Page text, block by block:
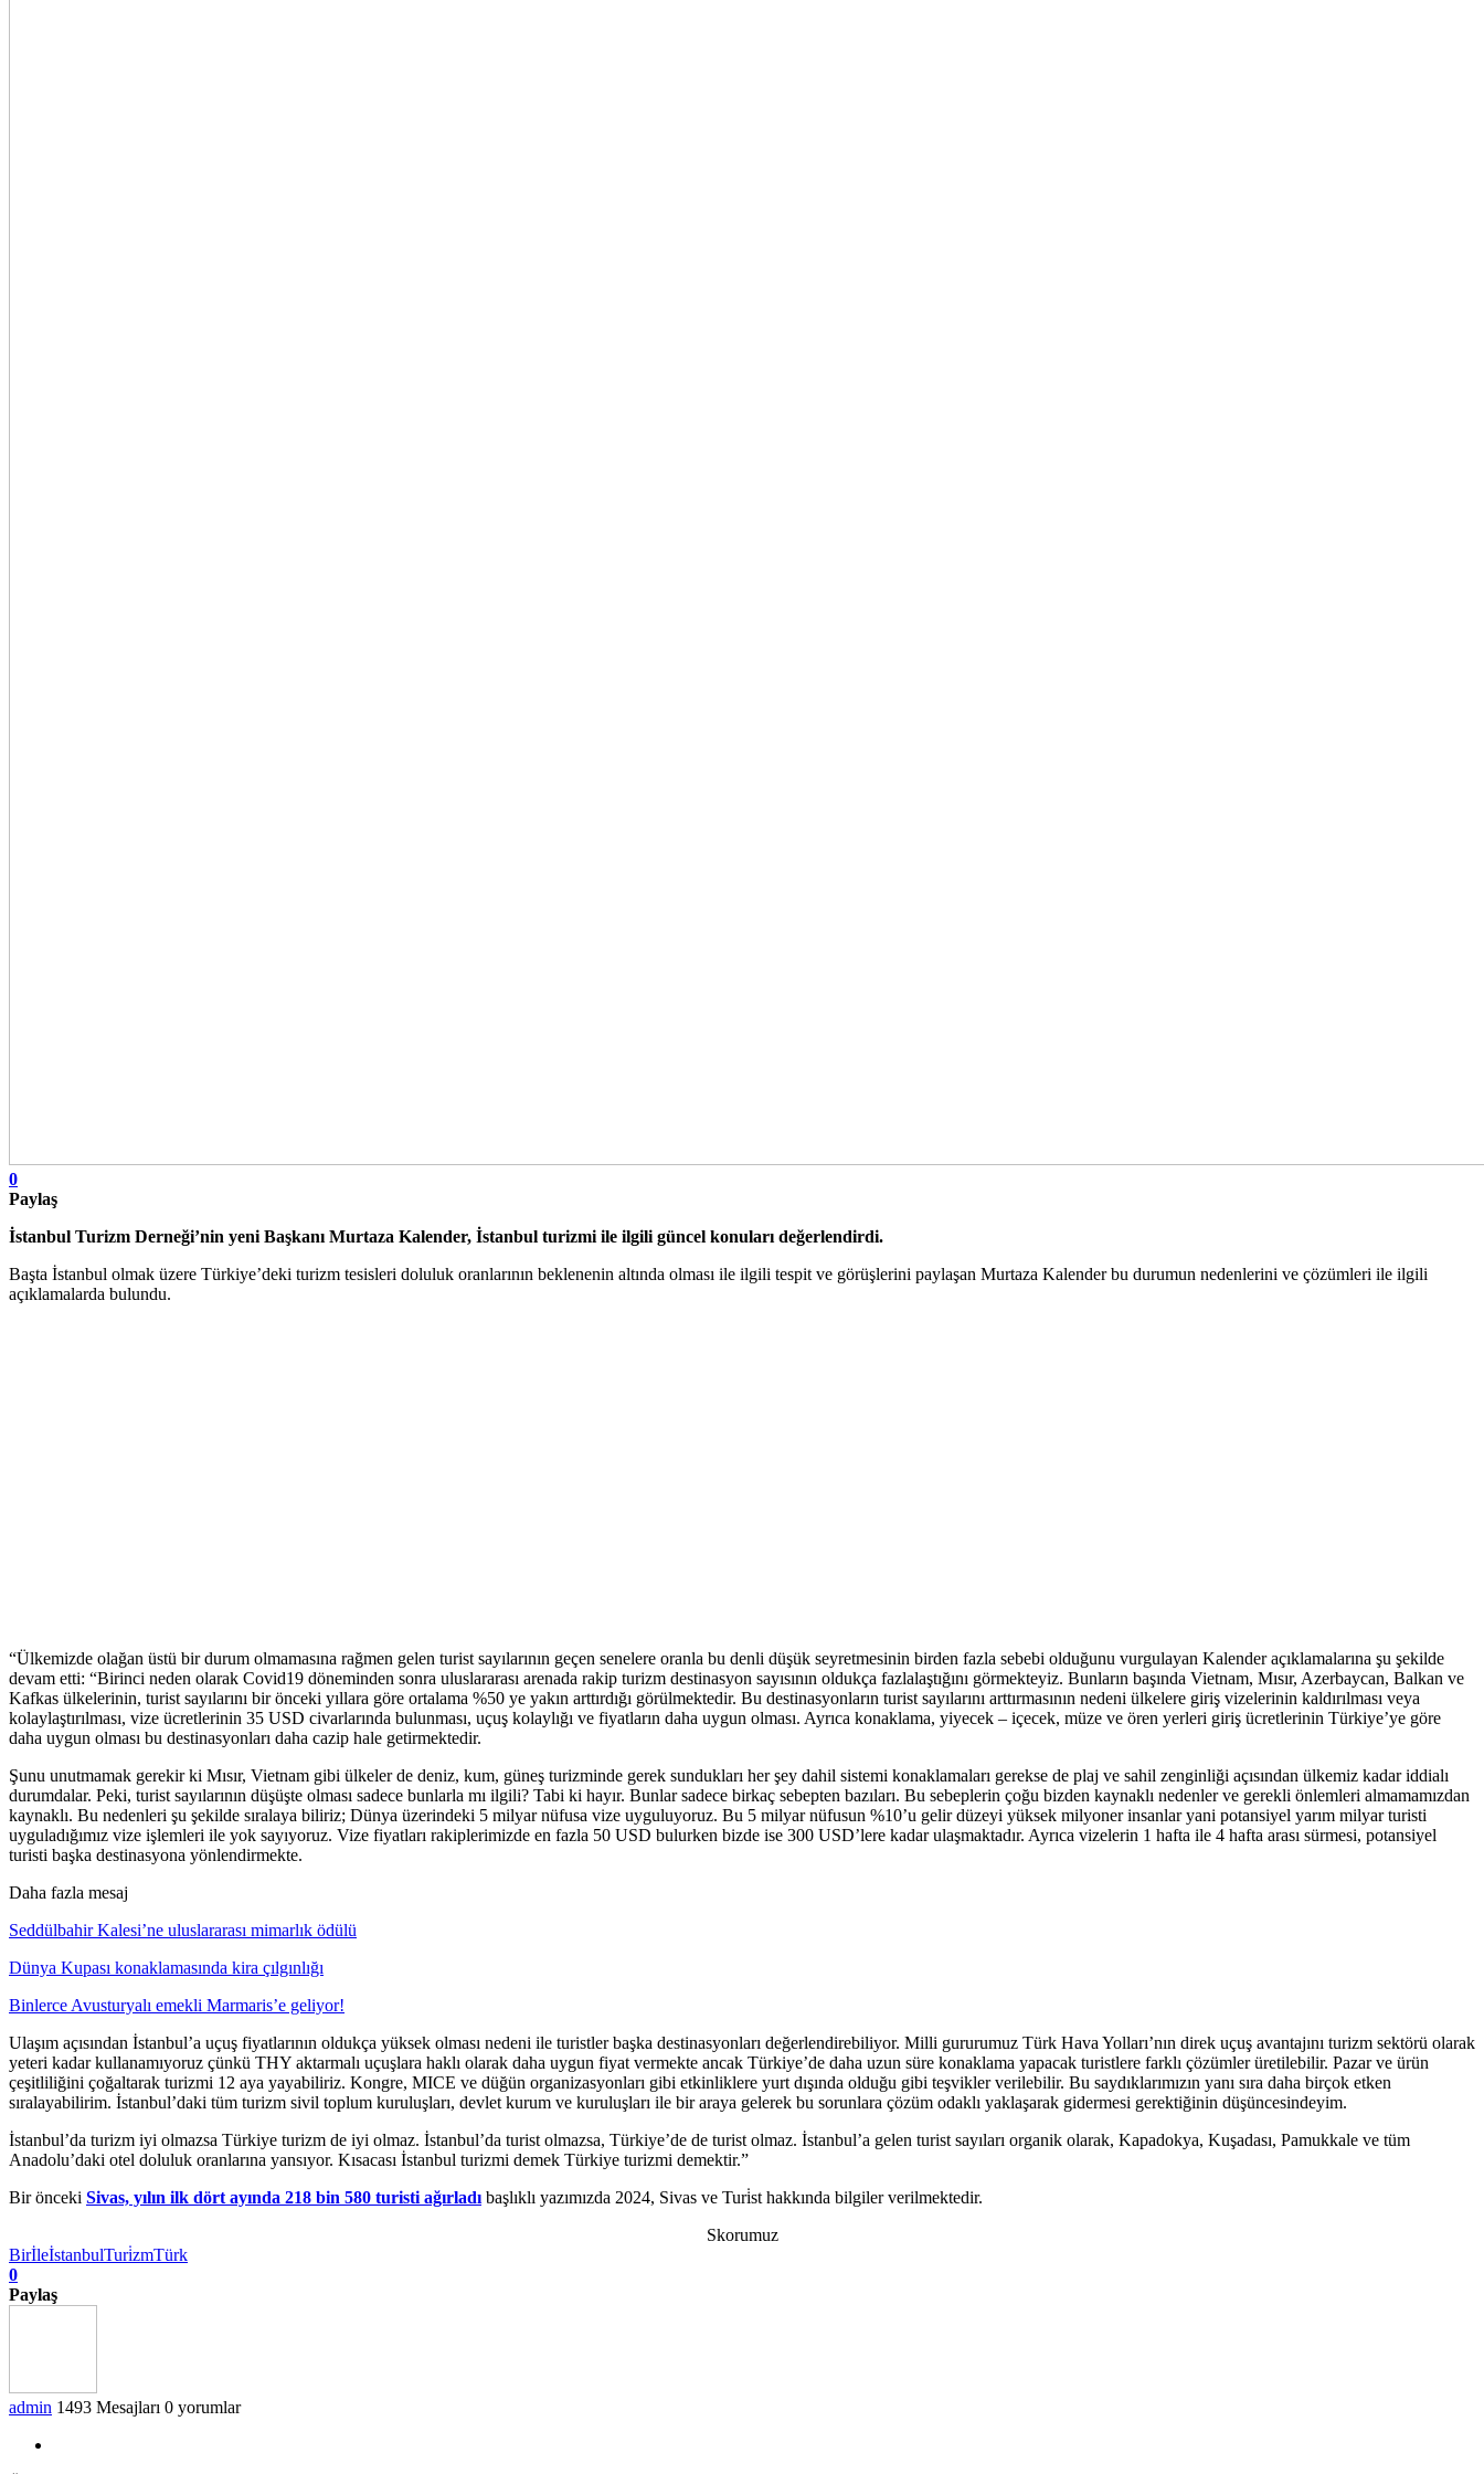
0
Paylaş
İstanbul Turizm Derneği’nin yeni Başkanı Murtaza Kalender, İstanbul turizmi ile ilgili güncel konuları değerlendirdi.
Başta İstanbul olmak üzere Türkiye’deki turizm tesisleri doluluk oranlarının beklenenin altında olması ile ilgili tespit ve görüşlerini paylaşan Murtaza Kalender bu durumun nedenlerini ve çözümleri ile ilgili
açıklamalarda bulundu.
“Ülkemizde olağan üstü bir durum olmamasına rağmen gelen turist sayılarının geçen senelere oranla bu denli düşük seyretmesinin birden fazla sebebi olduğunu vurgulayan Kalender açıklamalarına şu şekilde
devam etti: “Birinci neden olarak Covid19 döneminden sonra uluslararası arenada rakip turizm destinasyon sayısının oldukça fazlalaştığını görmekteyiz. Bunların başında Vietnam, Mısır, Azerbaycan, Balkan ve
Kafkas ülkelerinin, turist sayılarını bir önceki yıllara göre ortalama %50 ye yakın arttırdığı görülmektedir. Bu destinasyonların turist sayılarını arttırmasının nedeni ülkelere giriş vizelerinin kaldırılması veya
kolaylaştırılması, vize ücretlerinin 35 USD civarlarında bulunması, uçuş kolaylığı ve fiyatların daha uygun olması. Ayrıca konaklama, yiyecek – içecek, müze ve ören yerleri giriş ücretlerinin Türkiye’ye göre
daha uygun olması bu destinasyonları daha cazip hale getirmektedir.
Şunu unutmamak gerekir ki Mısır, Vietnam gibi ülkeler de deniz, kum, güneş turizminde gerek sundukları her şey dahil sistemi konaklamaları gerekse de plaj ve sahil zenginliği açısından ülkemiz kadar iddialı
durumdalar. Peki, turist sayılarının düşüşte olması sadece bunlarla mı ilgili? Tabi ki hayır. Bunlar sadece birkaç sebepten bazıları. Bu sebeplerin çoğu bizden kaynaklı nedenler ve gerekli önlemleri almamamızdan
kaynaklı. Bu nedenleri şu şekilde sıralaya biliriz; Dünya üzerindeki 5 milyar nüfusa vize uyguluyoruz. Bu 5 milyar nüfusun %10’u gelir düzeyi yüksek milyoner insanlar yani potansiyel yarım milyar turisti
uyguladığımız vize işlemleri ile yok sayıyoruz. Vize fiyatları rakiplerimizde en fazla 50 USD bulurken bizde ise 300 USD’lere kadar ulaşmaktadır. Ayrıca vizelerin 1 hafta ile 4 hafta arası sürmesi, potansiyel
turisti başka destinasyona yönlendirmekte.
Daha fazla mesaj
Seddülbahir Kalesi’ne uluslararası mimarlık ödülü
Dünya Kupası konaklamasında kira çılgınlığı
Binlerce Avusturyalı emekli Marmaris’e geliyor!
Ulaşım açısından İstanbul’a uçuş fiyatlarının oldukça yüksek olması nedeni ile turistler başka destinasyonları değerlendirebiliyor. Milli gururumuz Türk Hava Yolları’nın direk uçuş avantajını turizm sektörü olarak
yeteri kadar kullanamıyoruz çünkü THY aktarmalı uçuşlara haklı olarak daha uygun fiyat vermekte ancak Türkiye’de daha uzun süre konaklama yapacak turistlere farklı çözümler üretilebilir. Pazar ve ürün
çeşitliliğini çoğaltarak turizmi 12 aya yayabiliriz. Kongre, MICE ve düğün organizasyonları gibi etkinliklere yurt dışında olduğu gibi teşvikler verilebilir. Bu saydıklarımızın yanı sıra daha birçok etken
sıralayabilirim. İstanbul’daki tüm turizm sivil toplum kuruluşları, devlet kurum ve kuruluşları ile bir araya gelerek bu sorunlara çözüm odaklı yaklaşarak gidermesi gerektiğinin düşüncesindeyim.
İstanbul’da turizm iyi olmazsa Türkiye turizm de iyi olmaz. İstanbul’da turist olmazsa, Türkiye’de de turist olmaz. İstanbul’a gelen turist sayıları organik olarak, Kapadokya, Kuşadası, Pamukkale ve tüm
Anadolu’daki otel doluluk oranlarına yansıyor. Kısacası İstanbul turizmi demek Türkiye turizmi demektir.”
Bir önceki Sivas, yılın ilk dört ayında 218 bin 580 turisti ağırladı başlıklı yazımızda 2024, Sivas ve Turi̇st hakkında bilgiler verilmektedir.
Skorumuz
BirİleİstanbulTuri̇zmTürk
0
Paylaş
admin 1493 Mesajları 0 yorumlar